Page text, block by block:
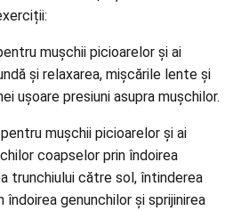
mușchii picioarelor și ai
și relaxarea, mișcările lente și
ușoare presiuni asupra mușchilor.
mușchii picioarelor și ai
coapselor prin îndoirea
trunchiului către sol, întinderea
îndoirea genunchilor și sprijinirea